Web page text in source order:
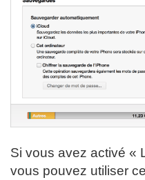
Si vous avez activé «
vous pouvez utiliser